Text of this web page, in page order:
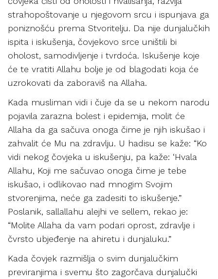
strahopoštovanje u njegovom srcu i ispunjava ga
poniznošću prema Stvoritelju. Da nije dunjalučkih
ispita i iskušenja, čovjekovo srce uništili bi
oholost, samodivljenje i tvrdoća. Iskušenje koje
će te vratiti Allahu bolje je od blagodati koja će
uzrokovati da zaboraviš na Allaha.
Kada musliman vidi i čuje da se u nekom narodu
pojavila zarazna bolest i epidemija, molit će
Allaha da ga sačuva onoga čime je njih iskušao i
zahvalit će Mu na zdravlju. U hadisu se kaže: “Ko
vidi nekog čovjeka u iskušenju, pa kaže: ‘Hvala
Allahu, Koji me sačuvao onoga čime je tebe
iskušao, i odlikovao nad mnogim Svojim
stvorenjima, neće ga zadesiti to iskušenje.”
Poslanik, sallallahu alejhi ve sellem, rekao je:
“Molite Allaha da vam podari oprost, zdravlje i
čvrsto ubjeđenje na ahiretu i dunjaluku.”
Kada čovjek razmišlja o svim dunjalučkim
previranjima i svemu što zagorčava dunjalučki